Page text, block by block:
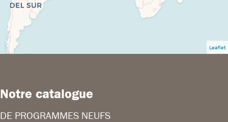
Leaflet
Notre catalogue
DE PROGRAMMES NEUFS